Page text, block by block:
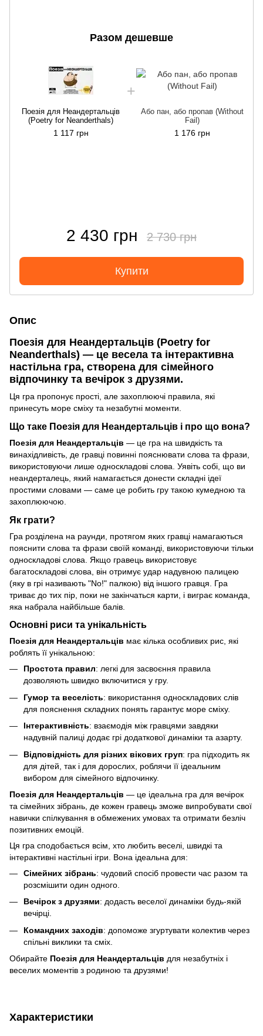
Разом дешевше
Поезія для Неандертальців
(Poetry for Neanderthals)
1 117 грн
Або пан, або пропав (Without
Fail)
1 176 грн
2 430 грн 2 730 грн
Купити
Опис
Поезія для Неандертальців (Poetry for
Neanderthals) — це весела та інтерактивна
настільна гра, створена для сімейного
відпочинку та вечірок з друзями.
Ця гра пропонує прості, але захоплюючі правила, які
принесуть море сміху та незабутні моменти.
Що таке Поезія для Неандертальців і про що вона?
Поезія для Неандертальців — це гра на швидкість та
винахідливість, де гравці повинні пояснювати слова та фрази,
використовуючи лише односкладові слова. Уявіть собі, що ви
неандерталець, який намагається донести складні ідеї
простими словами — саме це робить гру такою кумедною та
захоплюючою.
Як грати?
Гра розділена на раунди, протягом яких гравці намагаються
пояснити слова та фрази своїй команді, використовуючи тільки
односкладові слова. Якщо гравець використовує
багатоскладові слова, він отримує удар надувною палицею
(яку в грі називають "No!" палкою) від іншого гравця. Гра
триває до тих пір, поки не закінчаться карти, і виграє команда,
яка набрала найбільше балів.
Основні риси та унікальність
Поезія для Неандертальців має кілька особливих рис, які
роблять її унікальною:
Простота правил: легкі для засвоєння правила
дозволяють швидко включитися у гру.
Гумор та веселість: використання односкладових слів
для пояснення складних понять гарантує море сміху.
Інтерактивність: взаємодія між гравцями завдяки
надувній палиці додає грі додаткової динаміки та азарту.
Відповідність для різних вікових груп: гра підходить як
для дітей, так і для дорослих, роблячи її ідеальним
вибором для сімейного відпочинку.
Поезія для Неандертальців — це ідеальна гра для вечірок
та сімейних зібрань, де кожен гравець зможе випробувати свої
навички спілкування в обмежених умовах та отримати безліч
позитивних емоцій.
Ця гра сподобається всім, хто любить веселі, швидкі та
інтерактивні настільні ігри. Вона ідеальна для:
Сімейних зібрань: чудовий спосіб провести час разом та
розсмішити один одного.
Вечірок з друзями: додасть веселої динаміки будь-якій
вечірці.
Командних заходів: допоможе згуртувати колектив через
спільні виклики та сміх.
Обирайте Поезія для Неандертальців для незабутніх і
веселих моментів з родиною та друзями!
Характеристики